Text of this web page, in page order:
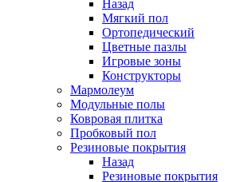
Назад
Мягкий пол
Ортопедический
Цветные пазлы
Игровые зоны
Конструкторы
Мармолеум
Модульные полы
Ковровая плитка
Пробковый пол
Резиновые покрытия
Назад
Резиновые покрытия